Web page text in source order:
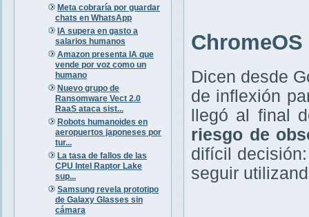
Meta cobraría por guardar
chats en WhatsApp
IA supera en gasto a
salarios humanos
Amazon presenta IA que
vende por voz como un
humano
Nuevo grupo de
Ransomware Vect 2.0
RaaS ataca sist...
Robots humanoides en
aeropuertos japoneses por
tur...
La tasa de fallos de las
CPU Intel Raptor Lake
sup...
Samsung revela prototipo
de Galaxy Glasses sin
cámara
Dicen desde
de inflexión
llegó al final
riesgo de
difícil
seguir